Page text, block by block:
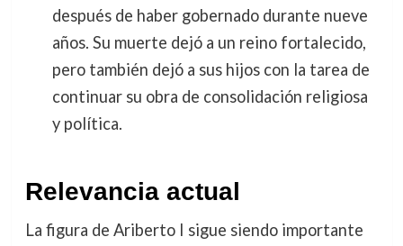
después de haber gobernado durante nueve
años. Su muerte dejó a un reino fortalecido,
pero también dejó a sus hijos con la tarea de
continuar su obra de consolidación religiosa
y política.
Relevancia actual
La figura de Ariberto I sigue siendo importante